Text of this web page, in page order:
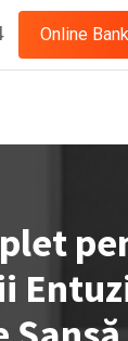
Online